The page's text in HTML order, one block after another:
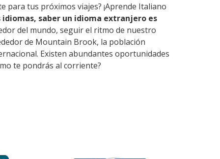
para tus próximos viajes? ¡Aprende Italiano
saber un idioma extranjero es
del mundo, seguir el ritmo de nuestro
de Mountain Brook, la población
Existen abundantes oportunidades
te pondrás al corriente?